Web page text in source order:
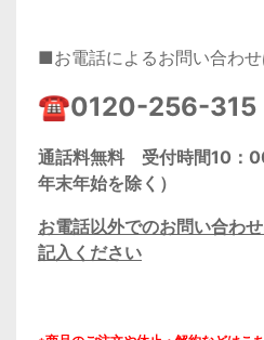
■お電話によるお問い合わせ
☎0120-256-
通話料無料 受付時間10：
年末年始を除く）
お電話以外でのお問い合わ
記入ください